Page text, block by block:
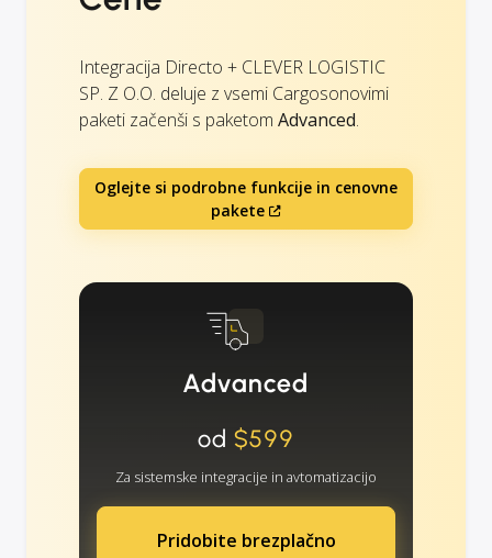
Integracija Directo + CLEVER LOGISTIC
SP. Z O.O. deluje z vsemi Cargosonovimi
paketi začenši s paketom Advanced.
Oglejte si podrobne funkcije in cenovne
pakete
Advanced
od $599
Za sistemske integracije in avtomatizacijo
Pridobite brezplačno